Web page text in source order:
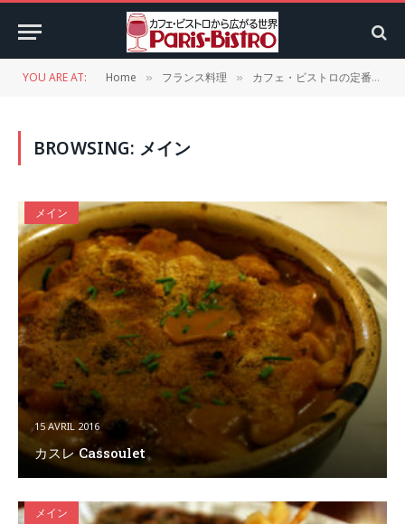
YOU ARE AT: Home » フランス料理 » カフェ・ビストロの定番メニュー
BROWSING: メイン
メイン
15 AVRIL 2016
カスレ Cassoulet
メイン